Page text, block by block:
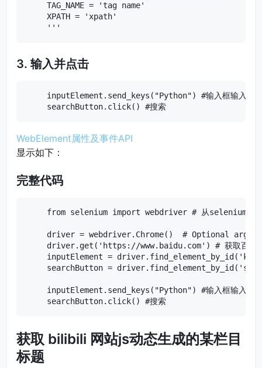
TAG_NAME = 'tag name'
XPATH = 'xpath'
3. 输入并点击
inputElement.send_keys("Python") #输入框输入
searchButton.click() #搜索
WebElement属性及事件API
显示如下：
完整代码
from selenium import webdriver # 从selenium导
driver = webdriver.Chrome()  # Optional
driver.get('https://www.baidu.com') # 获取百度
inputElement = driver.find_element_by_id('kw')
searchButton = driver.find_element_by_id('su')
inputElement.send_keys("Python") #输入框输入
searchButton.click() #搜索
获取 bilibili 网站js动态生成的某栏目
标题